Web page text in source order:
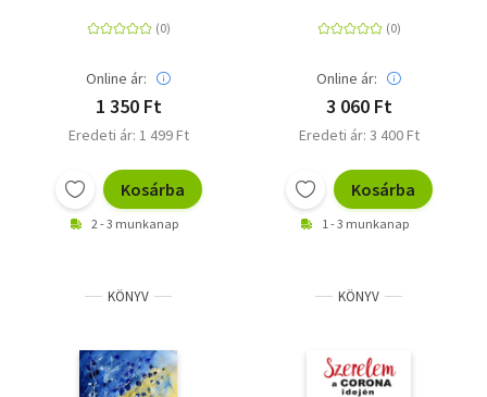
Online ár:
1 350 Ft
Eredeti ár: 1 499 Ft
Kosárba
2 - 3 munkanap
Online ár:
3 060 Ft
Eredeti ár: 3 400 Ft
Kosárba
1 - 3 munkanap
KÖNYV KÖNYV